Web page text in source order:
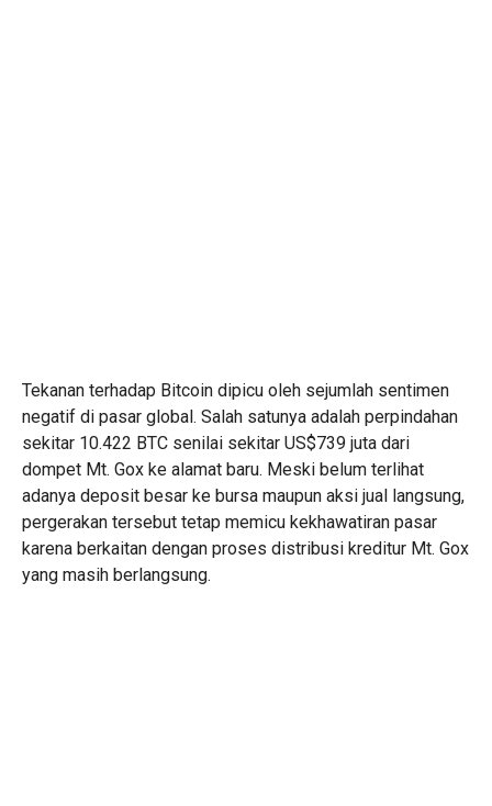
Tekanan terhadap Bitcoin dipicu oleh sejumlah sentimen
negatif di pasar global. Salah satunya adalah perpindahan
sekitar 10.422 BTC senilai sekitar US$739 juta dari
dompet Mt. Gox ke alamat baru. Meski belum terlihat
adanya deposit besar ke bursa maupun aksi jual langsung,
pergerakan tersebut tetap memicu kekhawatiran pasar
karena berkaitan dengan proses distribusi kreditur Mt. Gox
yang masih berlangsung.